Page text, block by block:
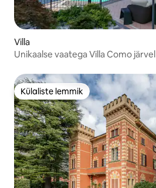
Villa
Unikaalse vaatega Villa Como järvel
Külaliste lemmik
Külaliste lemmik